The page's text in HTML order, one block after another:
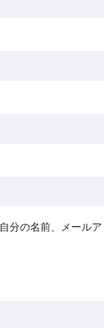
の名前、メールア